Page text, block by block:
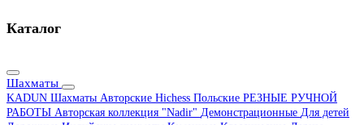
Каталог
Шахматы
KADUN Шахматы Авторские Hichess Польские РЕЗНЫЕ РУЧНОЙ
РАБОТЫ Авторская коллекция "Nadir" Демонстрационные Для детей